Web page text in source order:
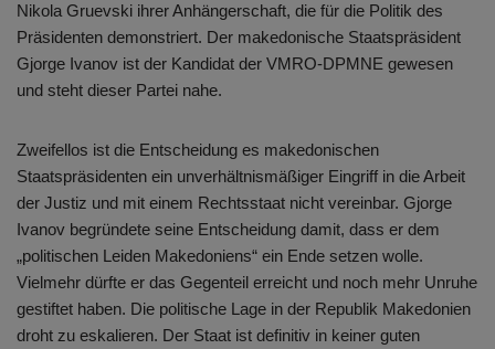
Nikola Gruevski ihrer Anhängerschaft, die für die Politik des
Präsidenten demonstriert. Der makedonische Staatspräsident
Gjorge Ivanov ist der Kandidat der VMRO-DPMNE gewesen
und steht dieser Partei nahe.
Zweifellos ist die Entscheidung es makedonischen
Staatspräsidenten ein unverhältnismäßiger Eingriff in die Arbeit
der Justiz und mit einem Rechtsstaat nicht vereinbar. Gjorge
Ivanov begründete seine Entscheidung damit, dass er dem
„politischen Leiden Makedoniens“ ein Ende setzen wolle.
Vielmehr dürfte er das Gegenteil erreicht und noch mehr Unruhe
gestiftet haben. Die politische Lage in der Republik Makedonien
droht zu eskalieren. Der Staat ist definitiv in keiner guten